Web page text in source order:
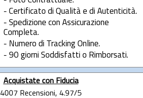
- Certificato di Qualità e di Autenticità.
- Spedizione con Assicurazione
Completa.
- Numero di Tracking Online.
- 90 giorni Soddisfatti o Rimborsati.
Acquistate con Fiducia
4007 Recensioni, 4.97/5